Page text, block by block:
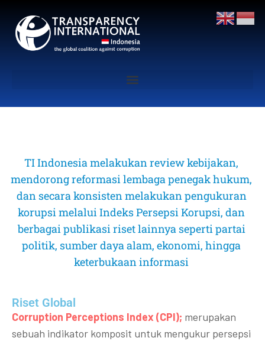
TI Indonesia melakukan review kebijakan,
mendorong reformasi lembaga penegak hukum,
dan secara konsisten melakukan pengukuran
korupsi melalui Indeks Persepsi Korupsi, dan
berbagai publikasi riset lainnya seperti partai
politik, sumber daya alam, ekonomi, hingga
keterbukaan informasi
Riset Global​
Corruption Perceptions Index (CPI); merupakan
sebuah indikator komposit untuk mengukur persepsi